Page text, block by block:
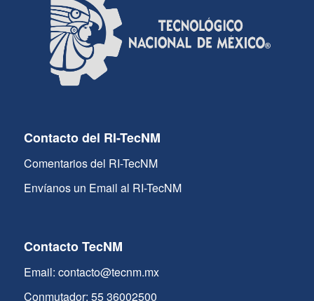
Contacto del RI-TecNM
Comentarios del RI-TecNM
Envíanos un Email al RI-TecNM
Contacto TecNM
Email: contacto@tecnm.mx
Conmutador: 55 36002500